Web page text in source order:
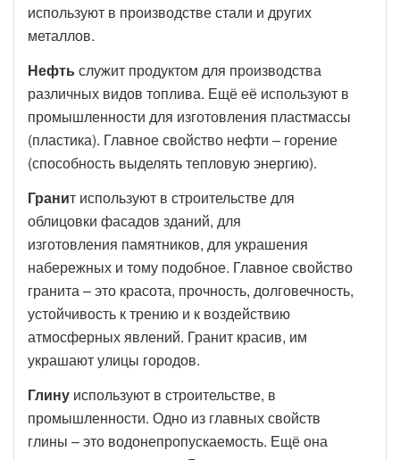
используют в производстве стали и других
металлов.
Нефтьслужит продуктом для производства
различных видов топлива. Ещё её используют в
промышленности для изготовления пластмассы
(пластика). Главное свойство нефти – горение
(способность выделять тепловую энергию).
Гранит используют в строительстве для
облицовки фасадов зданий, для
изготовления памятников, для украшения
набережных и тому подобное. Главное свойство
гранита – это красота, прочность, долговечность,
устойчивость к трению и к воздействию
атмосферных явлений. Гранит красив, им
украшают улицы городов.
Глину используют в строительстве, в
промышленности. Одно из главных свойств
глины – это водонепропускаемость. Ещё она